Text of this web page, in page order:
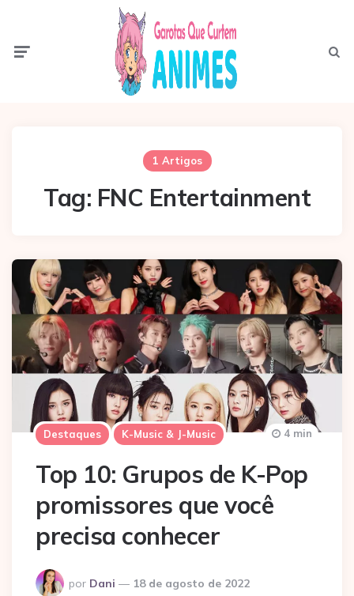
1 Artigos
Tag: FNC Entertainment
Destaques K-Music & J-Music
Top 10: Grupos de K-Pop
promissores que você
precisa conhecer
Postado
por Dani 18 de agosto de 2022
4 min